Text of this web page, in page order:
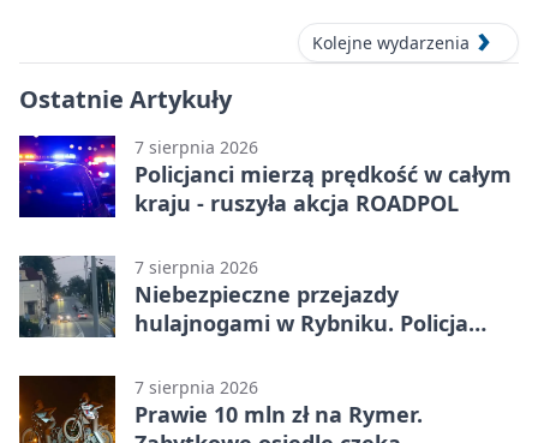
Kolejne wydarzenia
Ostatnie Artykuły
7 sierpnia 2026
Policjanci mierzą prędkość w całym
kraju - ruszyła akcja ROADPOL
7 sierpnia 2026
Niebezpieczne przejazdy
hulajnogami w Rybniku. Policja
7 sierpnia 2026
Prawie 10 mln zł na Rymer.